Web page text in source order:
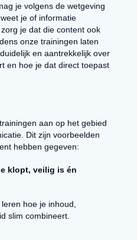
je volgens de wetgeving
je of informatie
je dat die content ook
onze trainingen laten
en aantrekkelijk over
en hoe je dat direct toepast
aan op het gebied
Dit zijn voorbeelden
hebben gegeven:
klopt, veilig is én
hoe je inhoud,
slim combineert.